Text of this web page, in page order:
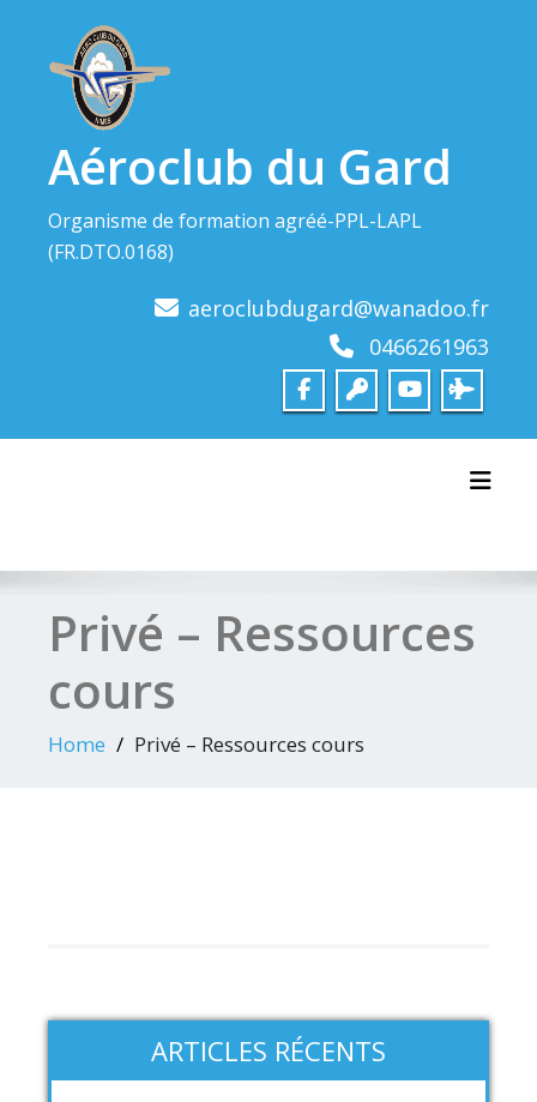
content
Aéroclub du Gard
Organisme de formation agréé-PPL-LAPL
(FR.DTO.0168)
aeroclubdugard@wanadoo.fr
0466261963
Privé – Ressources
cours
Home Privé – Ressources cours
ARTICLES RÉCENTS